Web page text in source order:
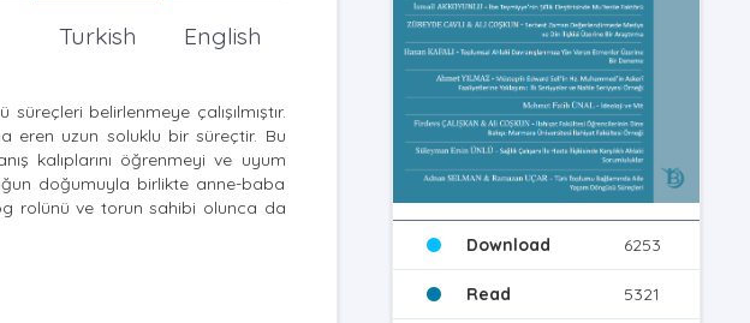
English
Turkish
belirlenmeye çalışılmıştır.
eren uzun soluklu bir süreçtir. Bu
kalıplarını öğrenmeyi ve uyum
doğumuyla birlikte anne-baba
rolünü ve torun sahibi olunca da
Download 6253
Read 5321